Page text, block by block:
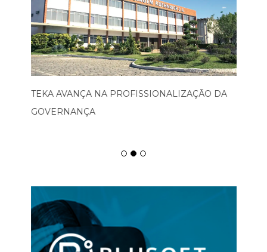
TEKA AVANÇA NA PROFISSIONALIZAÇÃO DA
GOVERNANÇA